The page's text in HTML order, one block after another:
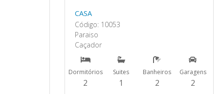
CASA
Código: 10053
Paraiso
Caçador
Dormitórios
2
Suites
1
Banheiros
2
Garagens
2